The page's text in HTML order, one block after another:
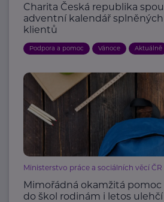
Charita Česká republika
adventní kalendář
klientů
Podpora a pomoc Vánoce Aktuálně
Ministerstvo práce a sociálních věcí ČR
Mimořádná okamžitá
do škol rodinám i letos